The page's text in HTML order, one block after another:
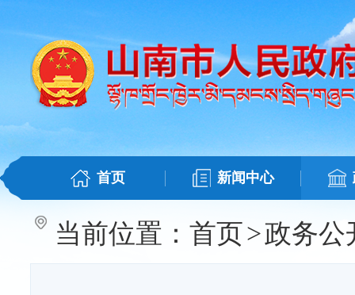
首页 新闻中心
当前位置： 首页>政务公